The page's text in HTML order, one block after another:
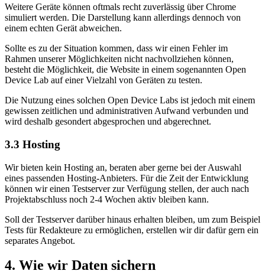
Weitere Geräte können oftmals recht zuverlässig über Chrome
simuliert werden. Die Darstellung kann allerdings dennoch von
einem echten Gerät abweichen.
Sollte es zu der Situation kommen, dass wir einen Fehler im
Rahmen unserer Möglichkeiten nicht nachvollziehen können,
besteht die Möglichkeit, die Website in einem sogenannten Open
Device Lab auf einer Vielzahl von Geräten zu testen.
Die Nutzung eines solchen Open Device Labs ist jedoch mit einem
gewissen zeitlichen und administrativen Aufwand verbunden und
wird deshalb gesondert abgesprochen und abgerechnet.
3.3 Hosting
Wir bieten kein Hosting an, beraten aber gerne bei der Auswahl
eines passenden Hosting-Anbieters. Für die Zeit der Entwicklung
können wir einen Testserver zur Verfügung stellen, der auch nach
Projektabschluss noch 2-4 Wochen aktiv bleiben kann.
Soll der Testserver darüber hinaus erhalten bleiben, um zum Beispiel
Tests für Redakteure zu ermöglichen, erstellen wir dir dafür gern ein
separates Angebot.
4. Wie wir Daten sichern